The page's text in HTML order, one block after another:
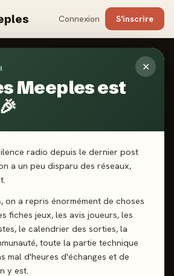
Connexion S'inscrire
✕
Meeples est
radio depuis le dernier post
a un peu disparu des réseaux,
on a repris énormément de choses
fiches jeux, les avis joueurs, les
le calendrier des sorties, la
toute la partie technique
mal d'heures d'échanges et de
y est.
Main
Envie de jouer Wishlist